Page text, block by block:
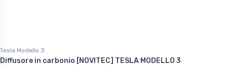
Tesla Modello 3
Diffusore in carbonio [NOVITEC] TESLA MODELLO 3